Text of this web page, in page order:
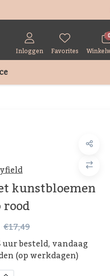
Inloggen Favorites
kunstbloemen
€17,49
uur besteld, vandaag
(op werkdagen)